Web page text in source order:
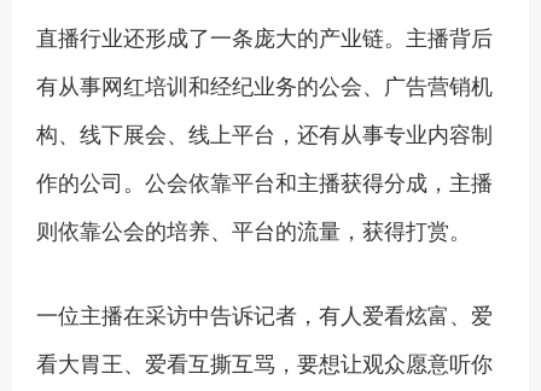
直播行业还形成了一条庞大的产业链。主播背后
有从事网红培训和经纪业务的公会、广告营销机
构、线下展会、线上平台，还有从事专业内容制
作的公司。公会依靠平台和主播获得分成，主播
则依靠公会的培养、平台的流量，获得打赏。
一位主播在采访中告诉记者，有人爱看炫富、爱
看大胃王、爱看互撕互骂，要想让观众愿意听你